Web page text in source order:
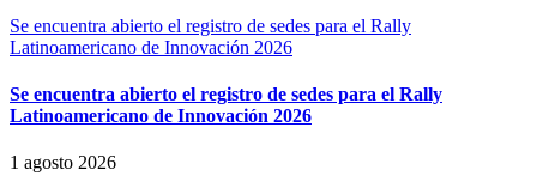
Se encuentra abierto el registro de sedes para el Rally
Latinoamericano de Innovación 2026
Se encuentra abierto el registro de sedes para el Rally
Latinoamericano de Innovación 2026
1 agosto 2026